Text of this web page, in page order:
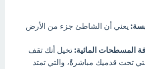
يعني أن الشاطئ جزء من الأرض
المسطحات المائية: تخيل أنك تقف
تحت قدميك مباشرةً، والتي تمتد